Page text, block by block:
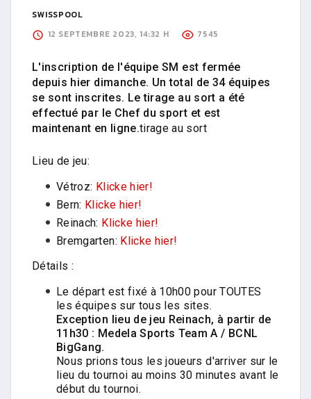
SWISSPOOL
12 SEPTEMBRE 2023, 14:32 H
7545
L'inscription de l'équipe SM est fermée
depuis hier dimanche. Un total de 34 équipes
se sont inscrites. Le tirage au sort a été
effectué par le Chef du sport et est
maintenant en ligne.tirage au sort
Lieu de jeu:
Vétroz: Klicke hier!
Bern: Klicke hier!
Reinach: Klicke hier!
Bremgarten: Klicke hier!
Détails :
Le départ est fixé à 10h00 pour TOUTES
les équipes sur tous les sites.
Exception lieu de jeu Reinach, à partir de
11h30 : Medela Sports Team A / BCNL
BigGang.
Nous prions tous les joueurs d'arriver sur le
lieu du tournoi au moins 30 minutes avant le
début du tournoi.